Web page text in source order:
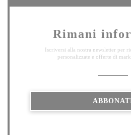
Rimani
Iscriversi alla nostra newsletter per
personalizzate e offerte di